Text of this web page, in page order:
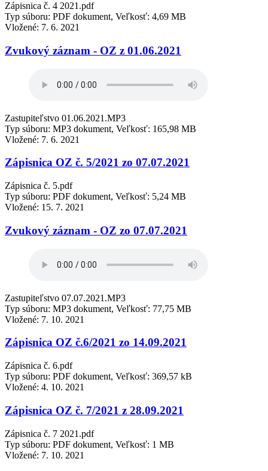
Zápisnica č. 4 2021.pdf
Typ súboru: PDF dokument, Veľkosť: 4,69 MB
Vložené: 7. 6. 2021
Zvukový záznam - OZ z 01.06.2021
Zastupiteľstvo 01.06.2021.MP3
Typ súboru: MP3 dokument, Veľkosť: 165,98 MB
Vložené: 7. 6. 2021
Zápisnica OZ č. 5/2021 zo 07.07.2021
Zápisnica č. 5.pdf
Typ súboru: PDF dokument, Veľkosť: 5,24 MB
Vložené: 15. 7. 2021
Zvukový záznam - OZ zo 07.07.2021
Zastupiteľstvo 07.07.2021.MP3
Typ súboru: MP3 dokument, Veľkosť: 77,75 MB
Vložené: 7. 10. 2021
Zápisnica OZ č.6/2021 zo 14.09.2021
Zápisnica č. 6.pdf
Typ súboru: PDF dokument, Veľkosť: 369,57 kB
Vložené: 4. 10. 2021
Zápisnica OZ č. 7/2021 z 28.09.2021
Zápisnica č. 7 2021.pdf
Typ súboru: PDF dokument, Veľkosť: 1 MB
Vložené: 7. 10. 2021